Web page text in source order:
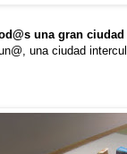
una gran
una ciudad